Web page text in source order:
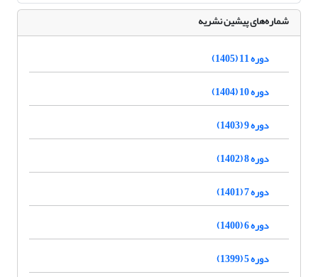
شماره‌های پیشین نشریه
دوره 11 (1405)
دوره 10 (1404)
دوره 9 (1403)
دوره 8 (1402)
دوره 7 (1401)
دوره 6 (1400)
دوره 5 (1399)